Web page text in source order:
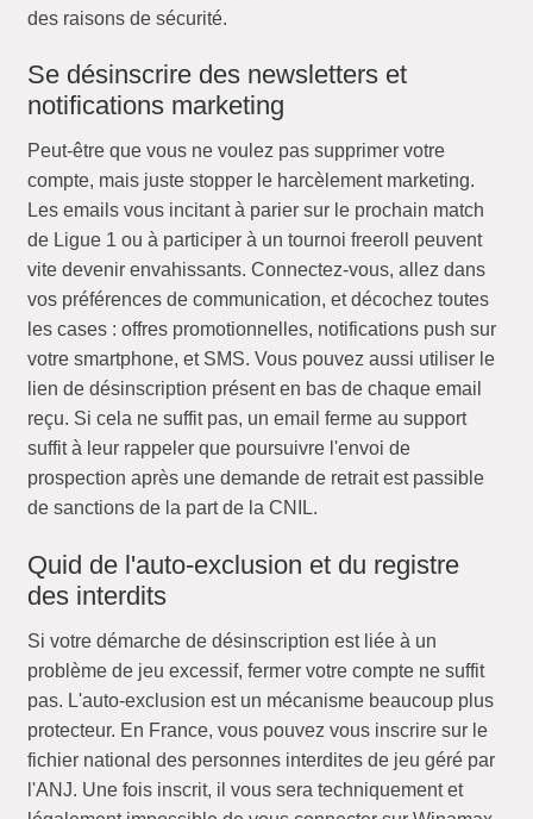
des raisons de sécurité.
Se désinscrire des newsletters et
notifications marketing
Peut-être que vous ne voulez pas supprimer votre
compte, mais juste stopper le harcèlement marketing.
Les emails vous incitant à parier sur le prochain match
de Ligue 1 ou à participer à un tournoi freeroll peuvent
vite devenir envahissants. Connectez-vous, allez dans
vos préférences de communication, et décochez toutes
les cases : offres promotionnelles, notifications push sur
votre smartphone, et SMS. Vous pouvez aussi utiliser le
lien de désinscription présent en bas de chaque email
reçu. Si cela ne suffit pas, un email ferme au support
suffit à leur rappeler que poursuivre l'envoi de
prospection après une demande de retrait est passible
de sanctions de la part de la CNIL.
Quid de l'auto-exclusion et du registre
des interdits
Si votre démarche de désinscription est liée à un
problème de jeu excessif, fermer votre compte ne suffit
pas. L'auto-exclusion est un mécanisme beaucoup plus
protecteur. En France, vous pouvez vous inscrire sur le
fichier national des personnes interdites de jeu géré par
l'ANJ. Une fois inscrit, il vous sera techniquement et